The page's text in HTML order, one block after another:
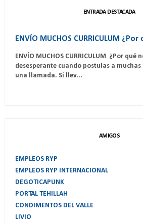
ENTRADA DESTACADA
ENVÍO MUCHOS CURRICULUM
ENVÍO MUCHOS CURRICULUM ¿Por qué
desesperante cuando postulas a
una llamada. Si llev...
AMIGOS
EMPLEOS RYP
EMPLEOS RYP INTERNACIONAL
DEGOTICAPUNK
PORTAL TEHILLAH
CONDIMENTOS DEL VALLE
LIVIO